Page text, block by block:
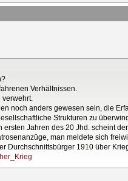
Verhältnissen.
verwehrt.
noch anders gewesen sein, die
Strukturen zu
Jahren des 20 Jhd. scheint
man meldete sich
Durchschnittsbürger 1910 über